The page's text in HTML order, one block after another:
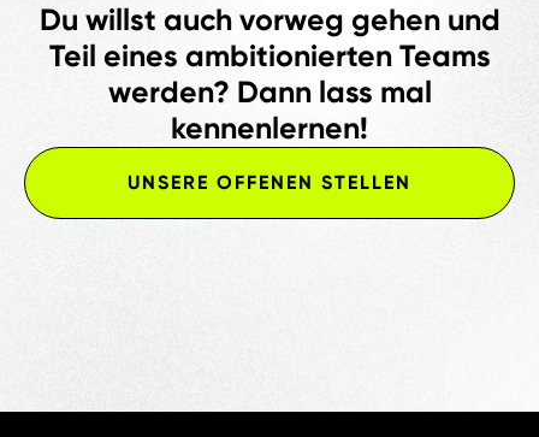
Du willst auch vorweg gehen und
Teil eines ambitionierten Teams
werden? Dann lass mal
kennenlernen!
UNSERE OFFENEN STELLEN